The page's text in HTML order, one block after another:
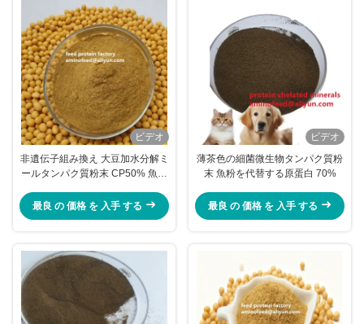
ビデオ
非遺伝子組み換え 大豆加水分解ミ
ールタンパク質粉末 CP50% 魚粉
最良 の 価格 を 入手 する
ビデオ
薄茶色の細菌微生物タンパク質粉
末 魚粉を代替する原蛋白 70%
最良 の 価格 を 入手 する